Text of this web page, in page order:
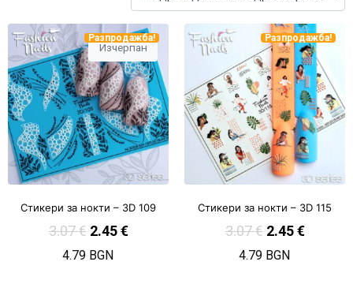
Изчерпан
Разпродажба!
Стикери за нокти – 3D 109
3.07€ 2.45€
4.79 BGN
Разпродажба!
Стикери за нокти – 3D 115
3.07€ 2.45€
4.79 BGN